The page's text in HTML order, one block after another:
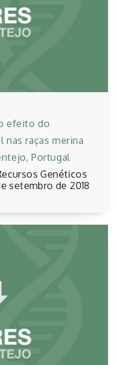
efeito do
raças merina
Portugal
Genéticos
setembro de 2018